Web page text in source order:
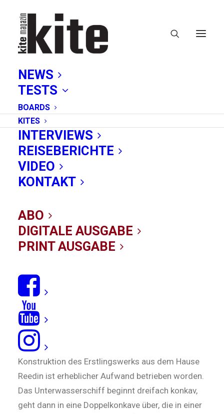
NEWS
TESTS
BOARDS
KITES
INTERVIEWS
REISEBERICHTE
VIDEO
KONTAKT
ABO
DIGITALE AUSGABE
PRINT AUSGABE
Sprungbrett: Reedin
27/02/2021 INTESTBERICHTE ,BOARDS
Test) konnten wir feststellen, dass ein
Expertenhänden zur Waffe werden kann, sich aber
auch beim Freeriden richtig gut schlägt. Da lag es
nahe, Kevins Board mal näher unter die Lupe zu
nehmen, um he­rauszufinden, wie viel Spaß man
als Freerider damit haben kann. Bei der
Konstruktion des Erstlingswerks aus dem Hause
Reedin ist erheblicher Aufwand betrieben worden.
Das Unterwasserschiff beginnt dreifach konkav,
geht dann in eine Doppelkonkave über, die in einer